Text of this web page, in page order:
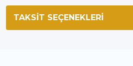
TAKSIT SEÇENEKLERI